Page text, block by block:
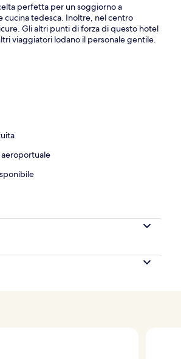
Pasti e
perfetta per un soggiorno a
cucina tedesca. Inoltre, nel centro
Gli altri punti di forza di questo hotel
viaggiatori lodano il personale gentile.